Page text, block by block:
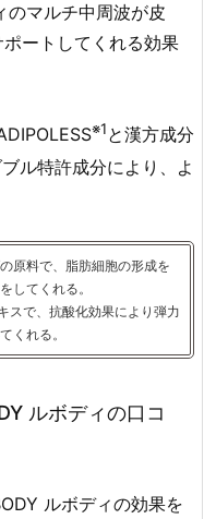
のマルチ中周波が皮
ートしてくれる効果
※1と漢方成分
ル特許成分により、よ
原料で、脂肪細胞の形成を
してくれる。
で、抗酸化効果により弾力
くれる。
ルボディの口コ
ルボディの効果を